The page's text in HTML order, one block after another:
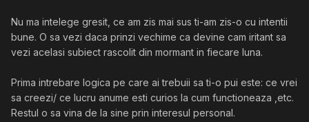
Nu ma intelege gresit, ce am zis mai sus ti-am zis-o cu intentii
bune. O sa vezi daca prinzi vechime ca devine cam iritant sa
vezi acelasi subiect rascolit din mormant in fiecare luna.
Prima intrebare logica pe care ai trebuii sa ti-o pui este: ce vrei
sa creezi/ ce lucru anume esti curios la cum functioneaza ,etc.
Restul o sa vina de la sine prin interesul personal.